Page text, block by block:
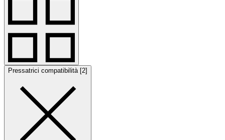
Pressatrici compatibilità [2]